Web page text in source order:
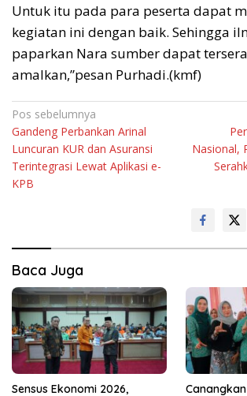
Untuk itu pada para peserta dapat
kegiatan ini dengan baik. Sehingga
paparkan Nara sumber dapat
amalkan,”pesan Purhadi.(kmf)
Navigasi
pos
Pos sebelumnya
Gandeng Perbankan Arinal
Luncuran KUR dan Asuransi
Terintegrasi Lewat Aplikasi e-
KPB
Nasional,
Baca Juga
Sensus Ekonomi 2026,